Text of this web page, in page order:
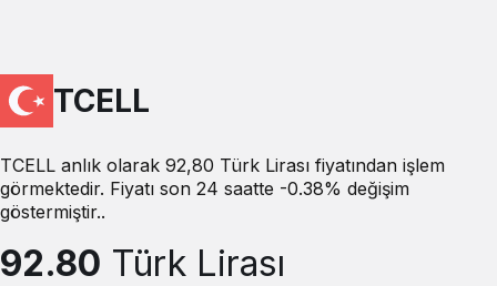
TCELL
TCELL anlık olarak 92,80 Türk Lirası fiyatından işlem
görmektedir. Fiyatı son 24 saatte -0.38% değişim
göstermiştir..
92.80 Türk Lirası